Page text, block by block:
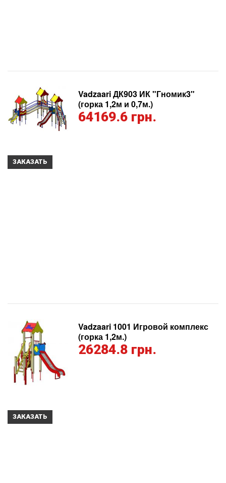
Vadzaari ДК903 ИК "Гномик3"
(горка 1,2м и 0,7м.)
64169.6 грн.
ЗАКАЗАТЬ
Vadzaari 1001 Игровой комплекс
(горка 1,2м.)
26284.8 грн.
ЗАКАЗАТЬ